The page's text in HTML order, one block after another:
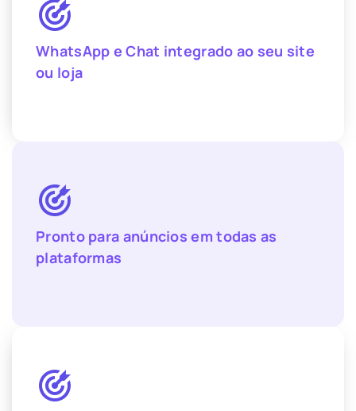
WhatsApp e Chat integrado ao seu site
ou loja
Pronto para anúncios em todas as
plataformas